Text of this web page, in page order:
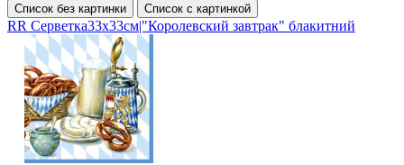
Список без картинки Список с картинкой
RR Серветка33х33см|"Королевский завтрак" блакитний